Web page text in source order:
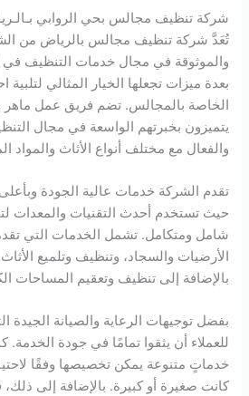
شركة تنظيف مجالس بحي الروابي
تُعَدَّ شركة تنظيف مجالس بالرياض من
والموثوقة في مجال خدمات التنظيف في
بعدة ميزات تجعلها الخيار المثالي لتلبية
الخاصة بالمجالس. تضم فريق عمل ماهر
يتميزون بخبرتهم الواسعة في مجال
والفعال مع مختلف أنواع الأثاث والمواد
تقدم الشركة خدمات عالية الجودة وبأعلى
حيث تستخدم أحدث التقنيات والمعدات
شامل ومتكامل. تشمل الخدمات التي
الأرضيات والسجاد، وتنظيف وتلميع الأثاث
بالإضافة إلى تنظيف وتعقيم المساحات
بفضل توجيهات الرعاية والصيانة الجيدة
للعملاء أن يثقوا تمامًا في جودة الخدمة.
خدماتٍ متنوعة يمكن تخصيصها وفقًا
كانت صغيرة أو كبيرة. بالإضافة إلى ذلك،